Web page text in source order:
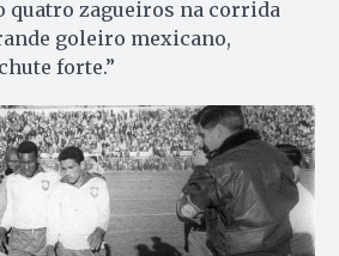
quatro zagueiros na corrida
goleiro mexicano,
forte.”